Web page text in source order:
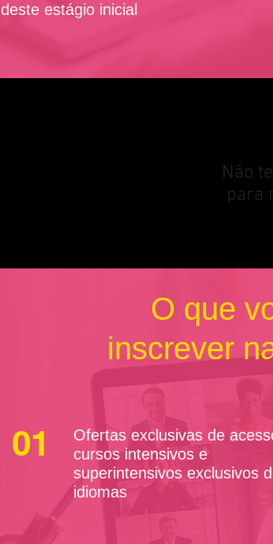
deste estágio inicial
Não
para
O que
inscrever
01
Ofertas exclusivas de
cursos intensivos e
superintensivos exclusivos
idiomas